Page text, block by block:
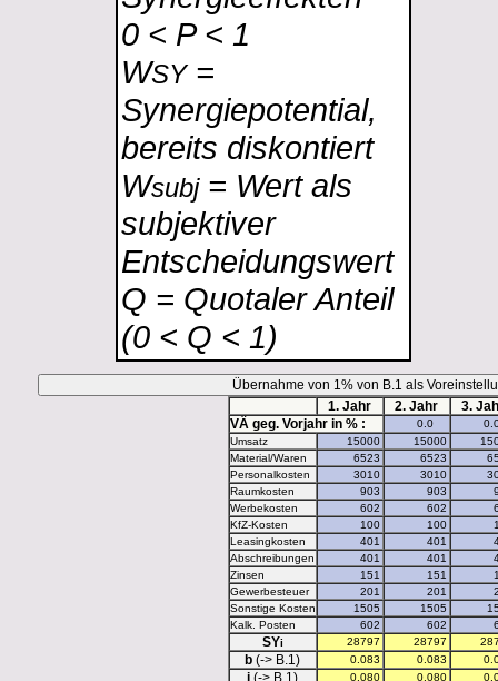
0 < P < 1
WSY=
Synergiepotential,
bereits diskontiert
Wsubj= Wert als
subjektiver
Entscheidungswert
Q = Quotaler Anteil
(0 < Q < 1)
1. Jahr 2. Jahr
3.
VÄ geg. Vorjahr in % :
Umsatz
Material/Waren
Personalkosten
Raumkosten
Werbekosten
KfZ-Kosten
Leasingkosten
Abschreibungen
Zinsen
Gewerbesteuer
Sonstige Kosten
Kalk. Posten
SYi
b (-> B.1)
i (-> B.1)